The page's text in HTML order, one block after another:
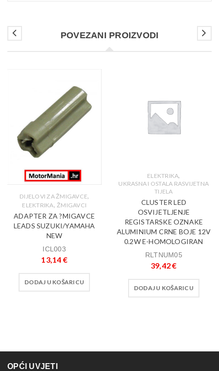
POVEZANI PROIZVODI
DIJELOVI ZA ŽMIGAVCE,
ELEKTRIKA, ŽMIGAVCI
ADAPTER ZA ?MIGAVCE
LEADS SUZUKI/YAMAHA
NEW
ICL003
13,14 €
DODAJ U KOŠARICU
ELEKTRIKA,
UKRASNA I OSTALA RASVIJETNA
TIJELA
CLUSTER LED
OSVIJETLJENJE
REGISTARSKE OZNAKE
ALUMINIUM CRNE BOJE 12V
0.2W E-HOMOLOGIRAN
RLTNUM05
39,42€
DODAJ U KOŠARICU
OPĆI UVJETI